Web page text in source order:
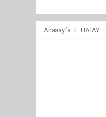
Anasayfa HATAY